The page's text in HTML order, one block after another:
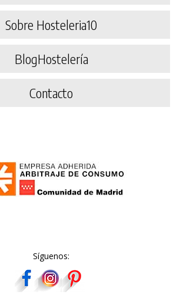
Sobre Hosteleria10
BlogHostelería
Contacto
Síguenos: